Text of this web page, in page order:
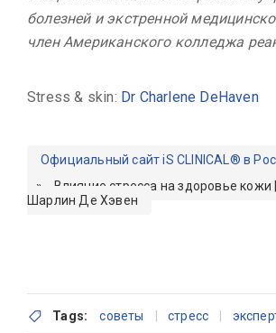
болезней и экстренной
член Американского колледжа
Stress & skin: Dr Charlene DeHaven
Официальный сайт iS CLINICAL® в
» Влияние стресса на здоровье кожи
Шарлин Де Хэвен
Tags: советы стресс